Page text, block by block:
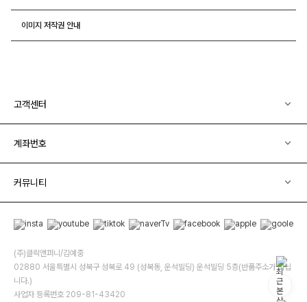
이미지 저작권 안내
고객센터
계좌번호
커뮤니티
(주)클릭앤퍼니/김예중
02880 서울특별시 성북구 성북로 49 (성북동, 운석빌딩) 운석빌딩 5층(반품주소가 아닙
니다.)
사업자 등록번호 209-81-43420